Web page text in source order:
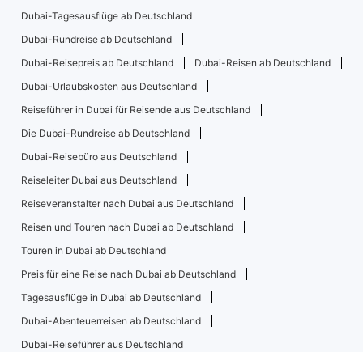
Dubai-Tagesausflüge ab Deutschland
Dubai-Rundreise ab Deutschland
Dubai-Reisepreis ab Deutschland
Dubai-Reisen ab Deutschland
Dubai-Urlaubskosten aus Deutschland
Reiseführer in Dubai für Reisende aus Deutschland
Die Dubai-Rundreise ab Deutschland
Dubai-Reisebüro aus Deutschland
Reiseleiter Dubai aus Deutschland
Reiseveranstalter nach Dubai aus Deutschland
Reisen und Touren nach Dubai ab Deutschland
Touren in Dubai ab Deutschland
Preis für eine Reise nach Dubai ab Deutschland
Tagesausflüge in Dubai ab Deutschland
Dubai-Abenteuerreisen ab Deutschland
Dubai-Reiseführer aus Deutschland